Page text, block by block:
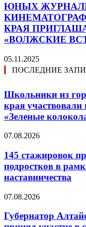
ЮНЫХ
КРАЯ
«ВОЛЖСКИЕ
05.11.2025
ПОСЛЕДНИЕ
Школьники из
края участвовали
«Зеленые
07.08.2026
145 стажировок
подростков в
наставничества
07.08.2026
Губернатор